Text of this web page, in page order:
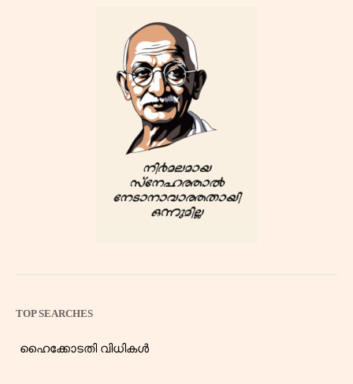
TOP SEARCHES
ഹൈക്കോടതി വിധികൾ